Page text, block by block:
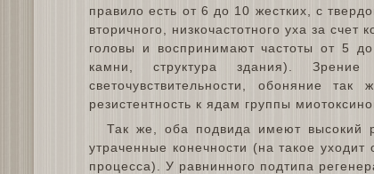
правило есть от 6 до 10 жестких, с
вторичного, низкочастотного уха за
головы и воспринимают частоты от 5
камни, структура здания).
светочувствительности, обоняние
резистентность к ядам группы
Так же, оба подвида имеют высокий
утраченные конечности (на такое
процесса). У равнинного подтипа